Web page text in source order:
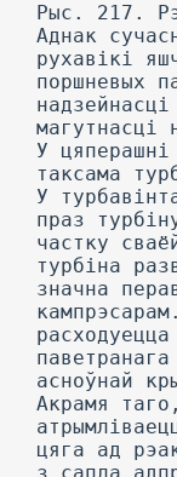
Рыс. 217.
Аднак
рухавікі
поршневых
магутнасці
У
таксама
У
праз
частку
турбіна
значна
асноўнай
Акрамя
цяга ад